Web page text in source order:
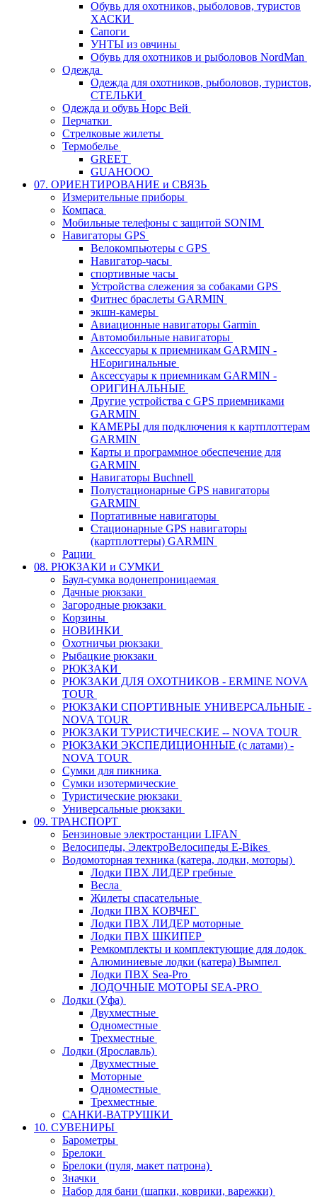
Обувь для охотников, рыболовов, туристов
ХАСКИ
Сапоги
УНТЫ из овчины
Обувь для охотников и рыболовов NordMan
Одежда
Одежда для охотников, рыболовов, туристов,
СТЕЛЬКИ
Одежда и обувь Норс Вей
Перчатки
Стрелковые жилеты
Термобелье
GREET
GUAHOOO
07. ОРИЕНТИРОВАНИЕ и СВЯЗЬ
Измерительные приборы
Компаса
Мобильные телефоны с защитой SONIM
Навигаторы GPS
Велокомпьютеры с GPS
Навигатор-часы
спортивные часы
Устройства слежения за собаками GPS
Фитнес браслеты GARMIN
экшн-камеры
Авиационные навигаторы Garmin
Автомобильные навигаторы
Аксессуары к приемникам GARMIN -
НЕоригинальные
Аксессуары к приемникам GARMIN -
ОРИГИНАЛЬНЫЕ
Другие устройства с GPS приемниками
GARMIN
КАМЕРЫ для подключения к картплоттерам
GARMIN
Карты и программное обеспечение для
GARMIN
Навигаторы Buchnell
Полустационарные GPS навигаторы
GARMIN
Портативные навигаторы
Стационарные GPS навигаторы
(картплоттеры) GARMIN
Рации
08. РЮКЗАКИ и СУМКИ
Баул-сумка водонепроницаемая
Дачные рюкзаки
Загородные рюкзаки
Корзины
НОВИНКИ
Охотничьи рюкзаки
Рыбацкие рюкзаки
РЮКЗАКИ
РЮКЗАКИ ДЛЯ ОХОТНИКОВ - ERMINE NOVA
TOUR
РЮКЗАКИ СПОРТИВНЫЕ УНИВЕРСАЛЬНЫЕ -
NOVA TOUR
РЮКЗАКИ ТУРИСТИЧЕСКИЕ -- NOVA TOUR
РЮКЗАКИ ЭКСПЕДИЦИОННЫЕ (с латами) -
NOVA TOUR
Сумки для пикника
Сумки изотермические
Туристические рюкзаки
Универсальные рюкзаки
09. ТРАНСПОРТ
Бензиновые электростанции LIFAN
Велосипеды, ЭлектроВелосипеды E-Bikes
Водомоторная техника (катера, лодки, моторы)
Лодки ПВХ ЛИДЕР гребные
Весла
Жилеты спасательные
Лодки ПВХ КОВЧЕГ
Лодки ПВХ ЛИДЕР моторные
Лодки ПВХ ШКИПЕР
Ремкомплекты и комплектующие для лодок
Алюминиевые лодки (катера) Вымпел
Лодки ПВХ Sea-Pro
ЛОДОЧНЫЕ МОТОРЫ SEA-PRO
Лодки (Уфа)
Двухместные
Одноместные
Трехместные
Лодки (Ярославль)
Двухместные
Моторные
Одноместные
Трехместные
САНКИ-ВАТРУШКИ
10. СУВЕНИРЫ
Барометры
Брелоки
Брелоки (пуля, макет патрона)
Значки
Набор для бани (шапки, коврики, варежки)